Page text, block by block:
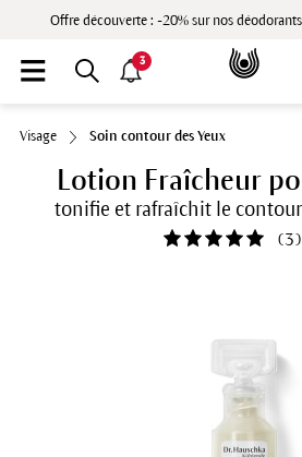
Offre découverte : -20% sur nos
3
Visage Soin contour des Yeux
Lotion Fraîcheur
tonifie et rafraîchit le contour
(3)